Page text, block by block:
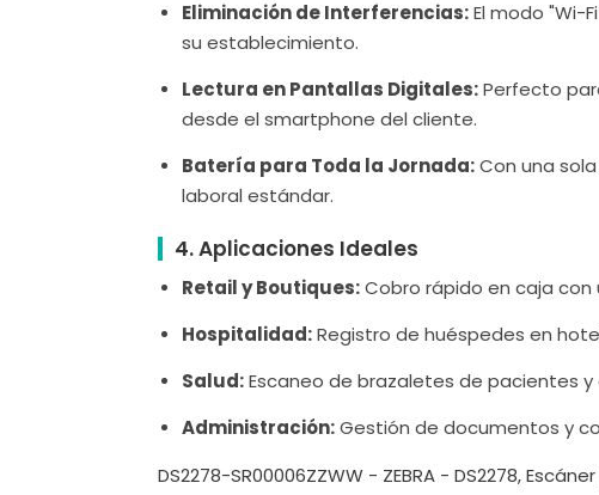
Eliminación de Interferencias:El modo "Wi-
su establecimiento.
Lectura en Pantallas Digitales:Perfecto
desde el smartphone del cliente.
Batería para Toda la Jornada:Con una
laboral estándar.
4. Aplicaciones Ideales
Retail y Boutiques:Cobro rápido en caja
Hospitalidad:Registro de huéspedes en
Salud:Escaneo de brazaletes de pacientes
Administración:Gestión de documentos y
DS2278-SR00006ZZWW - ZEBRA - DS2278, Escáner